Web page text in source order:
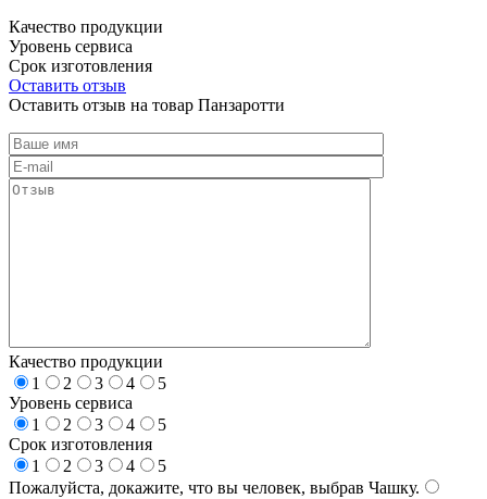
Качество продукции
Уровень сервиса
Срок изготовления
Оставить отзыв
Оставить отзыв на товар Панзаротти
Качество продукции
1
2 3 4
5
Уровень сервиса
1
2 3 4
5
Срок изготовления
1
2 3 4
5
Пожалуйста, докажите, что вы человек, выбрав Чашку.